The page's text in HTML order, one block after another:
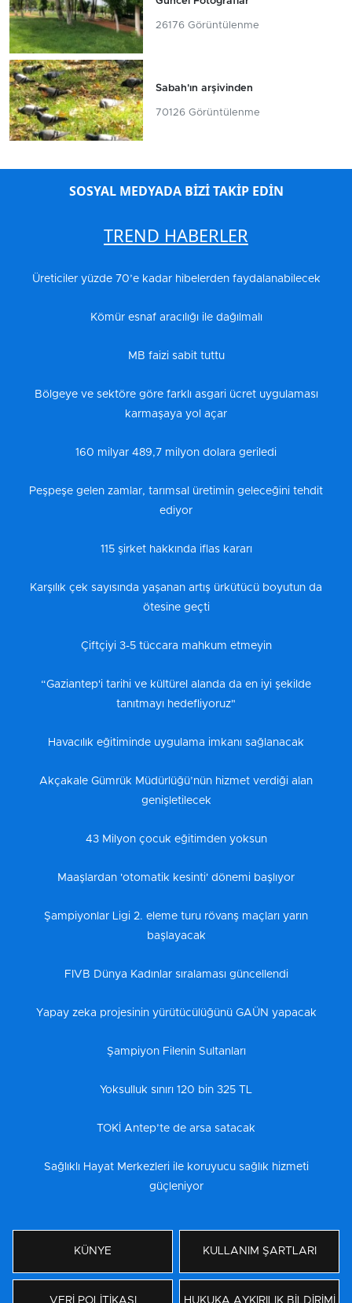
26176 Görüntülenme
Sabah'ın arşivinden
70126 Görüntülenme
SOSYAL MEDYADA BİZİ TAKİP EDİN
TREND HABERLER
Üreticiler yüzde 70’e kadar hibelerden faydalanabilecek
Kömür esnaf aracılığı ile dağılmalı
MB faizi sabit tuttu
Bölgeye ve sektöre göre farklı asgari ücret uygulaması
karmaşaya yol açar
160 milyar 489,7 milyon dolara geriledi
Peşpeşe gelen zamlar, tarımsal üretimin geleceğini tehdit
ediyor
115 şirket hakkında iflas kararı
Karşılık çek sayısında yaşanan artış ürkütücü boyutun da
ötesine geçti
Çiftçiyi 3-5 tüccara mahkum etmeyin
“Gaziantep'i tarihi ve kültürel alanda da en iyi şekilde
tanıtmayı hedefliyoruz"
Havacılık eğitiminde uygulama imkanı sağlanacak
Akçakale Gümrük Müdürlüğü’nün hizmet verdiği alan
genişletilecek
43 Milyon çocuk eğitimden yoksun
Maaşlardan 'otomatik kesinti' dönemi başlıyor
Şampiyonlar Ligi 2. eleme turu rövanş maçları yarın
başlayacak
FIVB Dünya Kadınlar sıralaması güncellendi
Yapay zeka projesinin yürütücülüğünü GAÜN yapacak
Şampiyon Filenin Sultanları
Yoksulluk sınırı 120 bin 325 TL
TOKİ Antep’te de arsa satacak
Sağlıklı Hayat Merkezleri ile koruyucu sağlık hizmeti
güçleniyor
KÜNYE KULLANIM ŞARTLARI